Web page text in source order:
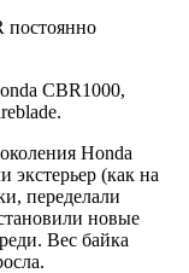
постоянно
CBR1000,
Honda
(как на
переделали
новые
Вес байка